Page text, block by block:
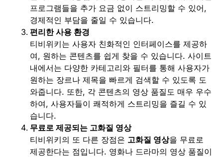
프로그램들을 추가 요금 없이 스트리밍할 수 있어,
경제적인 부담을 줄일 수 있습니다.
편리한 사용 환경
티비위키는 사용자 친화적인 인터페이스를 제공하
여, 원하는 콘텐츠를 쉽게 찾을 수 있습니다. 사이트
내에서는 다양한 카테고리와 필터를 통해 사용자가
원하는 장르나 제목을 빠르게 검색할 수 있도록 도
와줍니다. 또한, 각 콘텐츠의 영상 품질도 매우 우수
하여, 사용자들이 쾌적하게 스트리밍을 즐길 수 있
습니다.
무료로 제공되는 고화질 영상
티비위키의 또 다른 장점은 고화질 영상을 무료로
제공한다는 점입니다. 영화나 드라마의 영상 품질이